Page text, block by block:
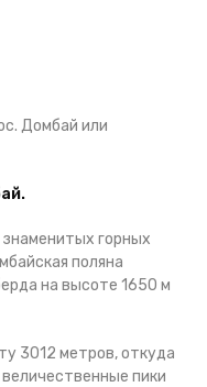
Домбай или
горных
поляна
на высоте 1650 м
3012 метров, откуда
пики